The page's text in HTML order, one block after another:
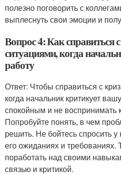
полезно поговорить с
выплеснуть свои эмоции и
Вопрос 4: Как справиться
ситуациями, когда
работу
Ответ: Чтобы справиться с
когда начальник критикует
спокойным и не воспринимать
Попробуйте понять, в чем
решить. Не бойтесь спросить
его ожиданиях и требованиях.
поработать над своими
связью и критикой.